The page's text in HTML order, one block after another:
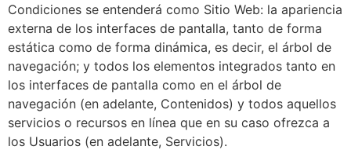
Condiciones se entenderá como Sitio Web: la apariencia
externa de los interfaces de pantalla, tanto de forma
estática como de forma dinámica, es decir, el árbol de
navegación; y todos los elementos integrados tanto en
los interfaces de pantalla como en el árbol de
navegación (en adelante, Contenidos) y todos aquellos
servicios o recursos en línea que en su caso ofrezca a
los Usuarios (en adelante, Servicios).